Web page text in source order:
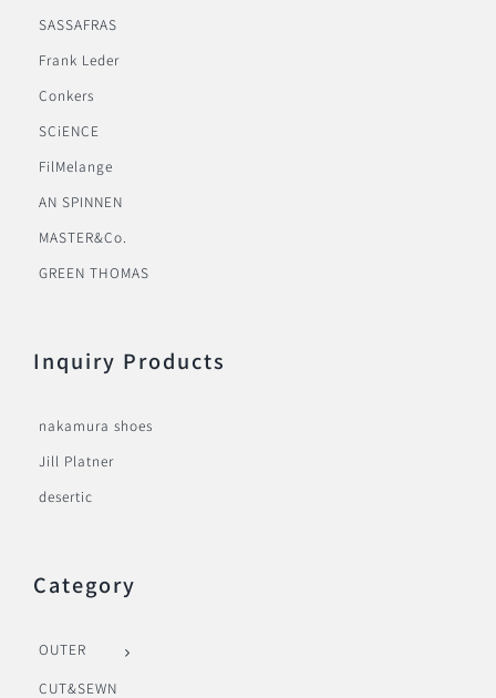
SASSAFRAS
Frank Leder
Conkers
SCiENCE
FilMelange
AN SPINNEN
MASTER&Co.
GREEN THOMAS
Inquiry Products
nakamura shoes
Jill Platner
desertic
Category
OUTER
CUT&SEWN